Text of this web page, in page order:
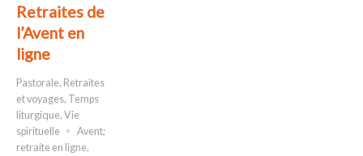
Retraites de
l’Avent en
ligne
Pastorale, Retraites
et voyages, Temps
liturgique, Vie
spirituelle
Avent;
retraite en ligne,